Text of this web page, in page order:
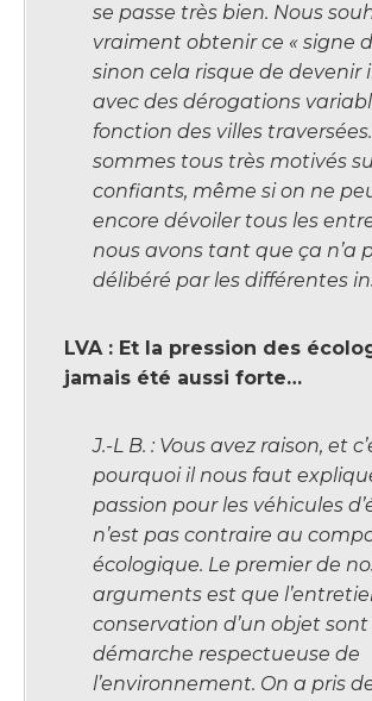
se passe très bien. Nous
vraiment obtenir ce « signe
sinon cela risque de devenir
avec des dérogations
fonction des villes
sommes tous très motivés
confiants, même si on ne
encore dévoiler tous les
nous avons tant que ça n’a
délibéré par les différentes
LVA : Et la pression des
jamais été aussi forte…
J.-L B. : Vous avez raison, et
pourquoi il nous faut
passion pour les véhicules
n’est pas contraire au
écologique. Le premier de
arguments est que
conservation d’un objet
démarche respectueuse de
l’environnement. On a pris